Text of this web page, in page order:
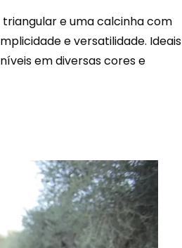
e uma calcinha com
e versatilidade. Ideais
em diversas cores e